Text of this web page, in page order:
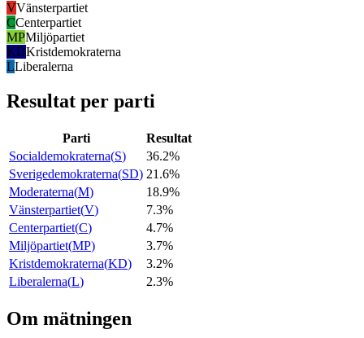
VVänsterpartiet
CCenterpartiet
MPMiljöpartiet
KDKristdemokraterna
LLiberalerna
Resultat per parti
Parti
Resultat
Socialdemokraterna(S)
36.2%
Sverigedemokraterna(SD) 21.6%
Moderaterna(M)
18.9%
Vänsterpartiet(V)
7.3%
Centerpartiet(C)
4.7%
Miljöpartiet(MP)
3.7%
Kristdemokraterna(KD)
3.2%
Liberalerna(L) 2.3%
Om mätningen